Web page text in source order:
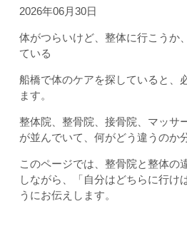
2026年06月30日
体がつらいけど、整体に行こうか
ている
船橋で体のケアを探していると、
ます。
整体院、整骨院、接骨院、マッサ
が並んでいて、何がどう違うのか
このページでは、整骨院と整体の
しながら、「自分はどちらに行け
うにお伝えします。